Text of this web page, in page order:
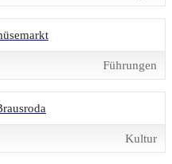
Führungen
Kultur